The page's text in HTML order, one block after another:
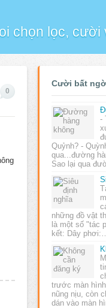
chọn lọc, cười
0
Cười bất ngờ
-
Quỷnh? -
qua...đường
Sao lại qua
những đồ vật
là một số "tác
kết: Dây
trước màn
nũng nịu, còn
dán vào màn